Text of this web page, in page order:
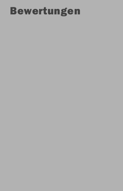
Bewertungen